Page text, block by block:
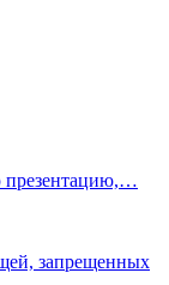
презентацию,…
запрещенных